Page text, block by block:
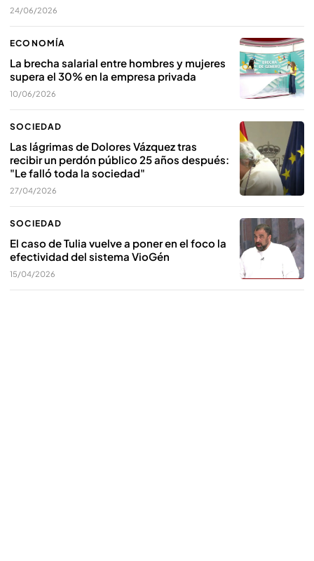
24/06/2026
ECONOMÍA
La brecha salarial entre hombres y mujeres
supera el 30% en la empresa privada
10/06/2026
SOCIEDAD
Las lágrimas de Dolores Vázquez tras
recibir un perdón público 25 años después:
"Le falló toda la sociedad"
27/04/2026
SOCIEDAD
El caso de Tulia vuelve a poner en el foco la
efectividad del sistema VioGén
15/04/2026